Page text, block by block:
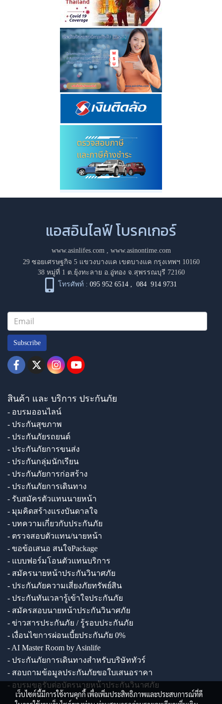
แอสอินไลฟ์ โบรคเกอร์
www.asinlifes.com
www.asinontime.com
29 ซอยเศรษฐกิจ 5 แขวงบางแค เขตบางแค กรุงเทพฯ 10160
38 หมู่ที่ 1 ต.ยุ้งทะลาย อ.อู่ทอง จ.สุพรรณบุรี 72160
โทรศัพท์ : 095 952 6514 ,084 914 9731
Subscribe
สินค้า และ บริการ ประกันภัย
- อบรมออนไลน์
- ประกันสุขภาพ
- ประกันภัยรถยนต์
- ประกันภัยการขนส่ง
- ประกันกลุ่มนักเรียน
- ประกันภัยการก่อสร้าง
- ประกันภัยการเดินทาง
- รับสมัครตัวแทนนายหน้า
- มุมคิดสร้างแรงบันดาลใจ
- บทความเกี่ยวกับประกันภัย
- ตรวจสอบตัวแทน/นายหน้า
- ขอข้อเสนอ สนใจPackage
- แบบฟอร์มโอนตัวแทนบริการ
- สมัครนายหน้าประกันวินาศภัย
- ประกันภัยความเสี่ยงภัยทรัพย์สิน
- ประกันทันเวลารู้เข้าใจประกันภัย
- สมัครสอบนายหน้าประกันวินาศภัย
- ข่าวสารประกันภัย / รู้รอบประกันภัย
- เงื่อนไขการผ่อนเบี้ยประกันภัย 0%
- AI Master Room by Asinlife
- ประกันภัยการเดินทางสำหรับบริษัททัวร์
- สอบถามข้อมูลประกันภัยขอใบเสนอราคา
- อบรมขอรับต่อบัตรนายหน้าประกันวินาศภัย
เว็บไซต์นี้มีการใช้งานคุกกี้ เพื่อเพิ่มประสิทธิภาพและประสบการณ์ที่ดี